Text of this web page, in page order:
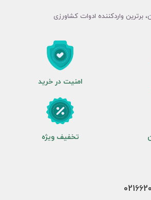
برترین واردکننده ادوات کشاورزی
امنیت در خرید
تخفیف ویژه